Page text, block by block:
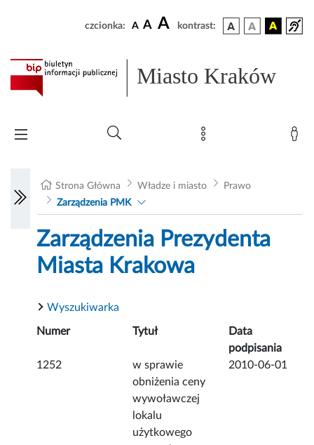
czcionka: A A A kontrast:
Miasto Kraków
Strona Główna Władze i miasto
Prawo
Zarządzenia PMK
Zarządzenia Prezydenta
Miasta Krakowa
Wyszukiwarka
Numer Tytuł
Data
podpisania
1252
w sprawie
obniżenia ceny
wywoławczej
lokalu
użytkowego
2010-06-01